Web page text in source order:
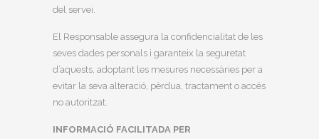
del servei.
El Responsable assegura la confidencialitat de les
seves dades personals i garanteix la seguretat
d’aquests, adoptant les mesures necessàries per a
evitar la seva alteració, pèrdua, tractament o accés
no autoritzat.
INFORMACIÓ FACILITADA PER